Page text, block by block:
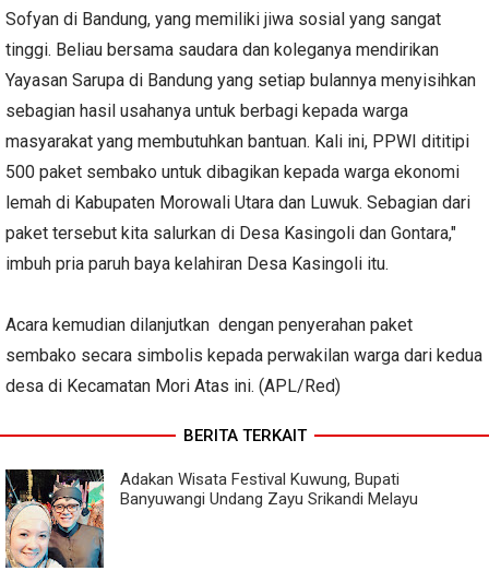
Sofyan di Bandung, yang memiliki jiwa sosial yang sangat
tinggi. Beliau bersama saudara dan koleganya mendirikan
Yayasan Sarupa di Bandung yang setiap bulannya menyisihkan
sebagian hasil usahanya untuk berbagi kepada warga
masyarakat yang membutuhkan bantuan. Kali ini, PPWI dititipi
500 paket sembako untuk dibagikan kepada warga ekonomi
lemah di Kabupaten Morowali Utara dan Luwuk. Sebagian dari
paket tersebut kita salurkan di Desa Kasingoli dan Gontara,"
imbuh pria paruh baya kelahiran Desa Kasingoli itu.
Acara kemudian dilanjutkan dengan penyerahan paket
sembako secara simbolis kepada perwakilan warga dari kedua
desa di Kecamatan Mori Atas ini. (APL/Red)
BERITA TERKAIT
Adakan Wisata Festival Kuwung, Bupati
Banyuwangi Undang Zayu Srikandi Melayu